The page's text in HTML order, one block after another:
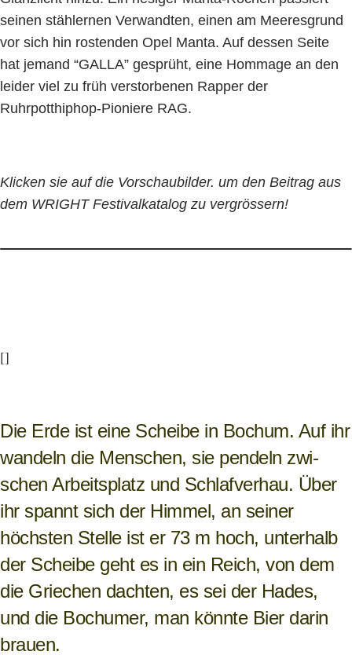
seinen stählernen Verwandten, einen am Meeresgrund
vor sich hin rostenden Opel Manta. Auf dessen Seite
hat jemand “GALLA” gesprüht, eine Hommage an den
leider viel zu früh verstorbenen Rapper der
Ruhrpotthiphop-Pioniere RAG.
Klicken sie auf die Vorschaubilder. um den Beitrag aus
dem WRIGHT Festivalkatalog zu vergrössern!
[]
Die Erde ist eine Scheibe in Bochum. Auf ihr
wan­deln die Men­schen, sie pen­deln zwi­
schen Arbeits­platz und Schlaf­ver­hau. Über
ihr spannt sich der Him­mel, an sei­ner
höchs­ten Stelle ist er 73 m hoch, unter­halb
der Scheibe geht es in ein Reich, von dem
die Grie­chen dach­ten, es sei der Hades,
und die Bochu­mer, man könnte Bier darin
brauen.